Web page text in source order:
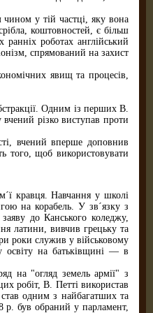
чином у тій частці, яку вона
коштовностей, є більш
роботах англійський
спрямований на захист
явищ та процесів,
Одним із перших В.
різко виступав проти
вчений вперше доповнив
того, щоб використовувати
кравця. Навчання у школі
на корабель. У зв´язку з
до Канського коледжу,
латини, вивчив грецьку та
роки служив у військовому
на батьківщині — в
на "огляд земель армії" з
робіт, В. Петті використав
одним з найбагатших та
р. був обраний у парламент,